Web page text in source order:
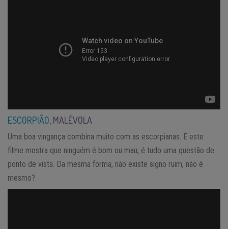
ESCORPIÃO, MALÉVOLA
Uma boa vingança combina muito com as escorpianas. E este
filme mostra que ninguém é bom ou mau, é tudo uma questão de
ponto de vista. Da mesma forma, não existe signo ruim, não é
mesmo?